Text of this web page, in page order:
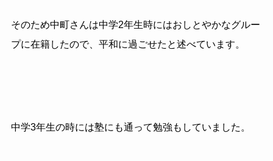
そのため中町さんは中学2年生時にはおしとやかなグルー
プに在籍したので、平和に過ごせたと述べています。
中学3年生の時には塾にも通って勉強もしていました。